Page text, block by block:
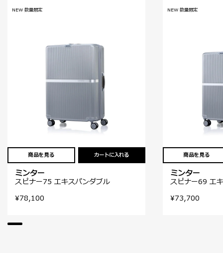
商品を見る カートに入れる
NEW 数量限定
ミンター
スピナー75 エキスパンダブル
¥78,100
商品を見る
NEW 数量限定
ミンター
スピナー69 エ
¥73,700